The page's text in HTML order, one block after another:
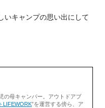
いキャンプの思い出にして
の母キャンパー。アウトドアブ
LIFEWORK”を運営する傍ら、ア